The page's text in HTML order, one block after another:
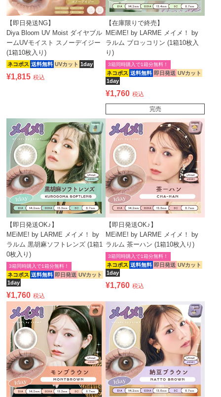
【即日発送NG】
Diya Bloom UV Moist ダイヤブル
ームUVモイスト スノーデイジー
(1箱10枚入り)
ネコポス 送料無料 UVカット 1day
¥1,815 税込
【在庫限りで終売】
MEiME! by LARME メイメ！ by
ラルム ブロッコリン (1箱10枚入
り)
ネコポス 送料無料 即日発送 UVカット
1day
3箱同時購入で1箱分無料！
¥1,760 税込
完売
【即日発送OK♪】
MEiME! by LARME メイメ！ by
ラルム 黒胡麻ソフトレンズ (1箱1
0枚入り)
ネコポス 送料無料 即日発送 UVカット
1day
3箱同時購入で1箱分無料！
¥1,760 税込
【即日発送OK♪】
MEiME! by LARME メイメ！ by
ラルム 茶ーハン (1箱10枚入り)
ネコポス 送料無料 即日発送 UVカット
1day
3箱同時購入で1箱分無料！
¥1,760 税込